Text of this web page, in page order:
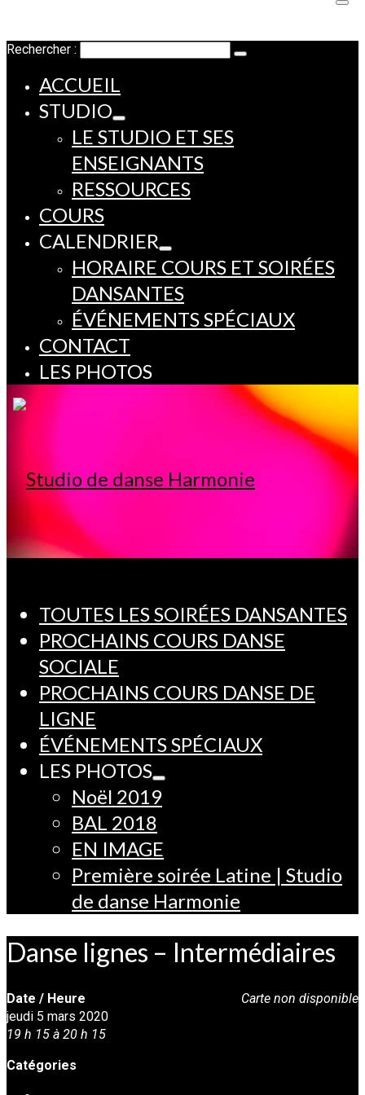
Rechercher :
ACCUEIL
STUDIO
LE STUDIO ET SES
ENSEIGNANTS
RESSOURCES
COURS
CALENDRIER
HORAIRE COURS ET SOIRÉES
DANSANTES
ÉVÉNEMENTS SPÉCIAUX
CONTACT
LES PHOTOS
TOUTES LES SOIRÉES DANSANTES
PROCHAINS COURS DANSE
SOCIALE
PROCHAINS COURS DANSE DE
LIGNE
ÉVÉNEMENTS SPÉCIAUX
LES PHOTOS
Noël 2019
BAL 2018
EN IMAGE
Première soirée Latine | Studio
de danse Harmonie
Danse lignes – Intermédiaires
Carte non disponible
Date / Heure
jeudi 5 mars 2020
19 h 15 à 20 h 15
Catégories